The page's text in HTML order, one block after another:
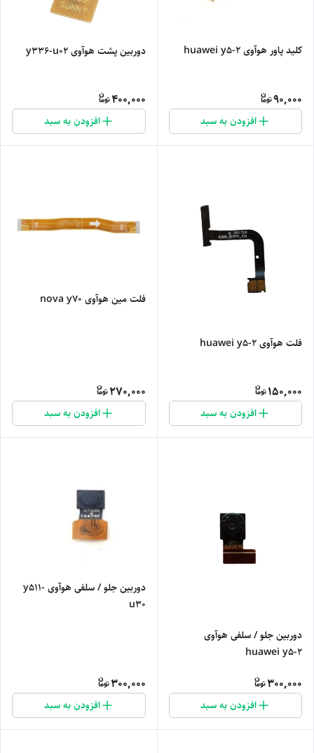
کلید پاور هوآوی huawei y5-2
90,000
افزودن به سبد
دوربین پشت هوآوی y336-u02
400,000
افزودن به سبد
فلت هوآوی huawei y5-2
150,000
افزودن به سبد
فلت مین هوآوی nova y70
270,000
افزودن به سبد
دوربین جلو / سلفی هوآوی
huawei y5-2
300,000
افزودن به سبد
دوربین جلو / سلفی هوآوی y511-
u30
300,000
افزودن به سبد